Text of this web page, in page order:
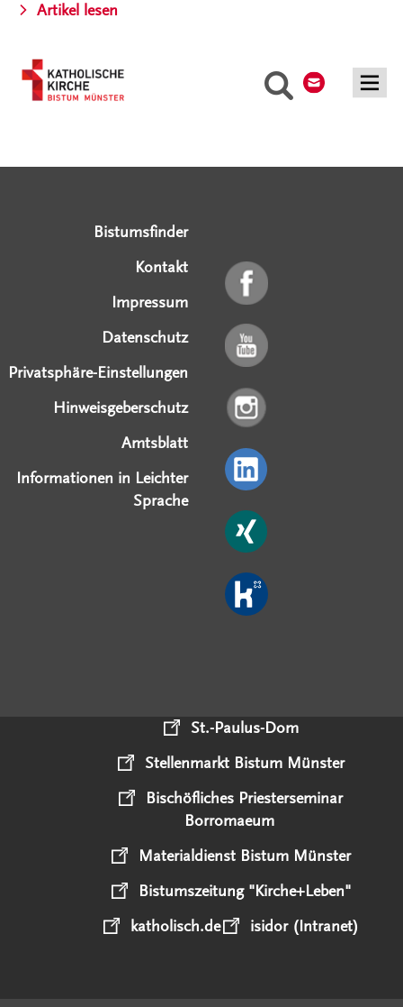
Suche
Artikel lesen
Bistumsfinder
Kontakt
Impressum
Datenschutz
Privatsphäre-Einstellungen
Hinweisgeberschutz
Amtsblatt
Informationen in Leichter
Sprache
St.-Paulus-Dom
Stellenmarkt Bistum Münster
Bischöfliches Priesterseminar
Borromaeum
Materialdienst Bistum Münster
Bistumszeitung "Kirche+Leben"
katholisch.de
isidor (Intranet)